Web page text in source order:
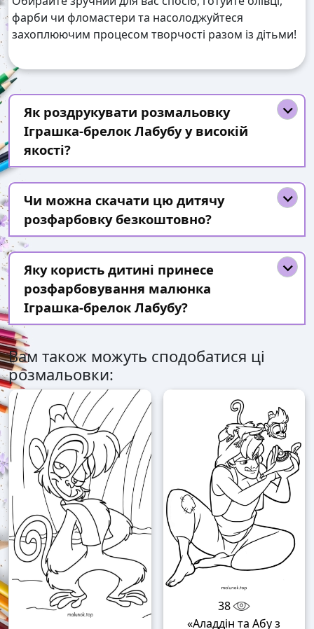
фарби чи фломастери та насолоджуйтеся
захоплюючим процесом творчості разом із дітьми!
Як роздрукувати розмальовку
Іграшка-брелок Лабубу у високій
якості?
Чи можна скачати цю дитячу
розфарбовку безкоштовно?
Яку користь дитині принесе
розфарбовування малюнка
Іграшка-брелок Лабубу?
Вам також можуть сподобатися ці
розмальовки:
38
«Аладдін та Абу з